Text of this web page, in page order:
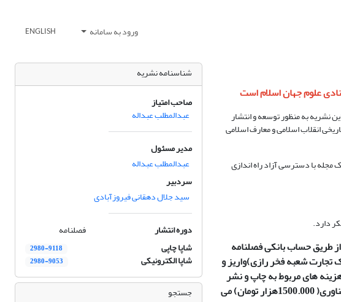
ورود به سامانه ENGLISH
نشریه به منظور توسعه و انتشار
انقلاب اسلامی و معارف اسلامی
با دسترسی آزاد راه اندازی
دارد.
از طریق حساب بانکی فصلنامه
و
های مربوط به چاپ و نشر
هزار تومان) می
شناسنامه نشریه
صاحب امتیاز
عبدالمطلب عبداله
مدیر مسئول
عبدالمطلب عبداله
سردبیر
سید جلال دهقانی فیروزآبادی
دوره انتشار
فصلنامه
شاپا چاپی
2980-9118
شاپا الکترونیکی 2980-9053
جستجو